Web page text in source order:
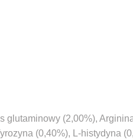
glutaminowy (2,00%),
(0,40%), L-histydyna